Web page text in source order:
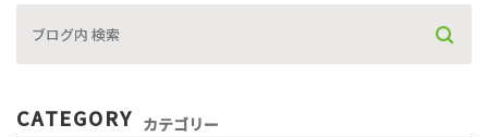
CATEGORY カテゴリー